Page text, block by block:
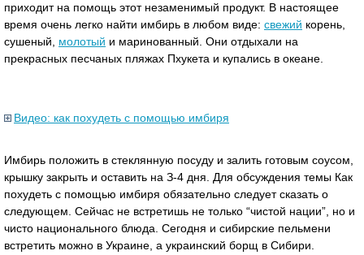
приходит на помощь этот незаменимый продукт. В настоящее
время очень легко найти имбирь в любом виде: свежий корень,
сушеный, молотый и маринованный. Они отдыхали на
прекрасных песчаных пляжах Пхукета и купались в океане.
Видео: как похудеть с помощью имбиря
Имбирь положить в стеклянную посуду и залить готовым соусом,
крышку закрыть и оставить на З-4 дня. Для обсуждения темы Как
похудеть с помощью имбиря обязательно следует сказать о
следующем. Сейчас не встретишь не только “чистой нации”, но и
чисто национального блюда. Сегодня и сибирские пельмени
встретить можно в Украине, а украинский борщ в Сибири.